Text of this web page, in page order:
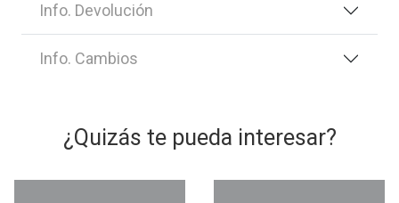
Info. Devolución
Info. Cambios
¿Quizás te pueda interesar?